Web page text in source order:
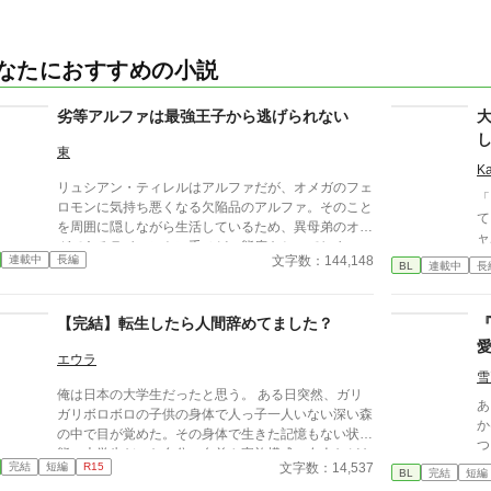
たにおすすめの小説
劣等アルファは最強王子から逃げられない
東
リュシアン・ティレルはアルファだが、オメガのフェ
ロモンに気持ち悪くなる欠陥品のアルファ。そのこと
を周囲に隠しながら生活しているため、異母弟のオメ
ガであるライモントに手ひどい態度をとってしまい、
世間からの評判は悪い。 ある日、気分の悪さに逃げ
連載中 長編 文字数：144,148
てくれ
くださ
に
BL 連載中 長
【完結】転生したら人間辞めてました？
エウラ
俺は日本の大学生だったと思う。 ある日突然、ガリ
ガリボロボロの子供の身体で人っ子一人いない深い森
の中で目が覚めた。その身体で生きた記憶もない状
態。大学生だった自分の名前や家族構成、友人なども
覚えていない。 ここで生きるための知識もなく途方
完結 短編 R15 文字数：14,537
あらすじ Ω
つ。 しかし玲司は
く
BL 完結 短編